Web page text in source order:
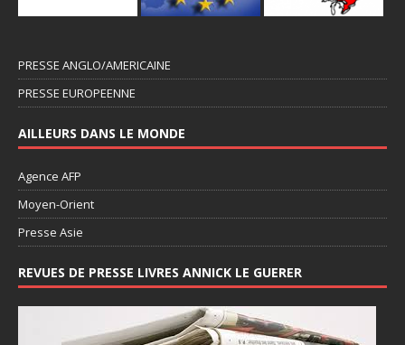
PRESSE ANGLO/AMERICAINE
PRESSE EUROPEENNE
AILLEURS DANS LE MONDE
Agence AFP
Moyen-Orient
Presse Asie
REVUES DE PRESSE LIVRES ANNICK LE GUERER